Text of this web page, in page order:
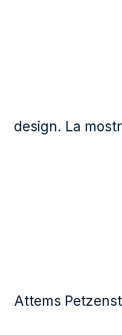
design. La
Attems